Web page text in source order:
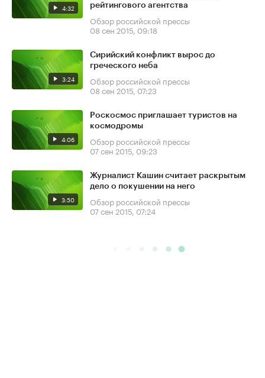
4:32
рейтингового агентства
Обзор российской прессы
08 сен 2015, 09:18
3:24
Сирийский конфликт вырос до
греческого неба
Обзор российской прессы
08 сен 2015, 07:23
4:06
Роскосмос приглашает туристов на
космодромы
Обзор российской прессы
07 сен 2015, 09:23
3:50
Журналист Кашин считает раскрытым
дело о покушении на него
Обзор российской прессы
07 сен 2015, 07:24